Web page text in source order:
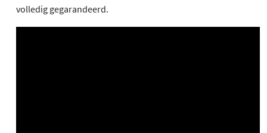
volledig gegarandeerd.